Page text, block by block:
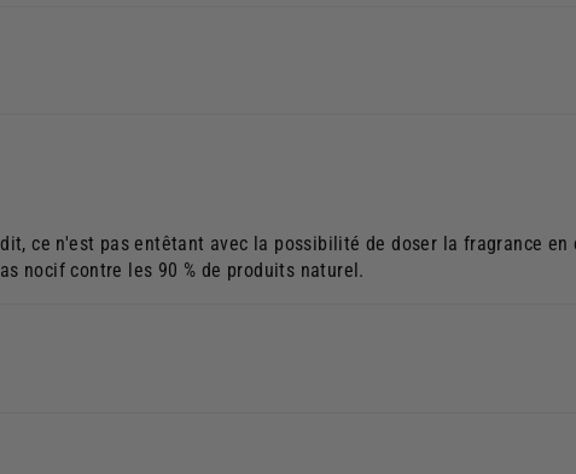
ce n'est pas entêtant avec la possibilité de doser la fragrance
nocif contre les 90 % de produits naturel.